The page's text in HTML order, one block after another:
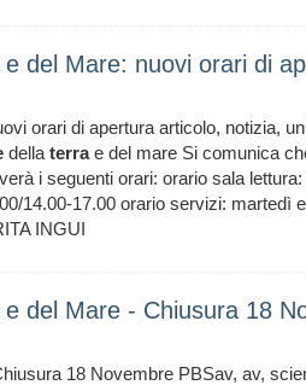
del Mare: nuovi orari di
orari di apertura articolo, notizia,
della terrae del mare Si comunica
i seguenti orari: orario sala
14.00-17.00 orario servizi: martedì
INGUI
del Mare - Chiusura 18
18 Novembre PBSav, av,